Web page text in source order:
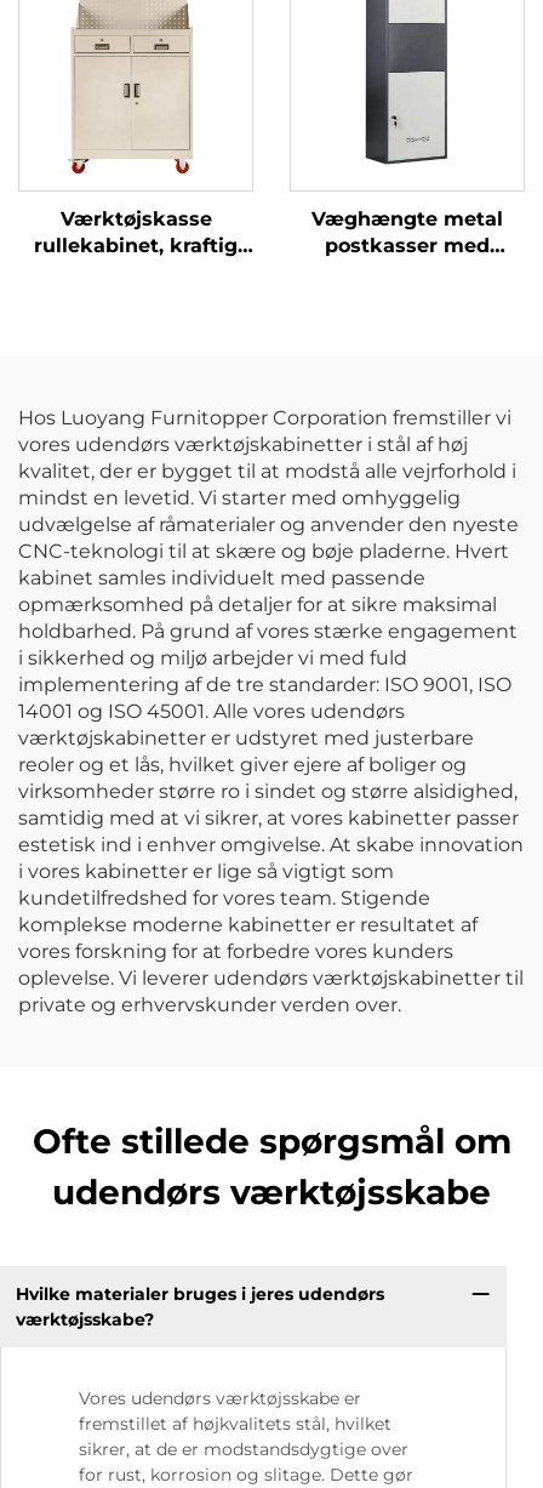
Køkkenmøbel Stål
Opbevaringshylde
Værktøjskasse
rullekabinet, kraftig
bilværksted
Væghængte metal
postkasser med
Hos Luoyang Furnitopper Corporation fremstiller vi
vores udendørs værktøjskabinetter i stål af høj
kvalitet, der er bygget til at modstå alle vejrforhold i
mindst en levetid. Vi starter med omhyggelig
udvælgelse af råmaterialer og anvender den nyeste
CNC-teknologi til at skære og bøje pladerne. Hvert
kabinet samles individuelt med passende
opmærksomhed på detaljer for at sikre maksimal
holdbarhed. På grund af vores stærke engagement
i sikkerhed og miljø arbejder vi med fuld
implementering af de tre standarder: ISO 9001, ISO
14001 og ISO 45001. Alle vores udendørs
værktøjskabinetter er udstyret med justerbare
reoler og et lås, hvilket giver ejere af boliger og
virksomheder større ro i sindet og større alsidighed,
samtidig med at vi sikrer, at vores kabinetter passer
estetisk ind i enhver omgivelse. At skabe innovation
i vores kabinetter er lige så vigtigt som
kundetilfredshed for vores team. Stigende
komplekse moderne kabinetter er resultatet af
vores forskning for at forbedre vores kunders
oplevelse. Vi leverer udendørs værktøjskabinetter til
private og erhvervskunder verden over.
Ofte stillede spørgsmål om
udendørs værktøjsskabe
Hvilke materialer bruges i jeres udendørs
værktøjsskabe?
Vores udendørs værktøjsskabe er
fremstillet af højkvalitets stål, hvilket
sikrer, at de er modstandsdygtige over
for rust, korrosion og slitage. Dette gør